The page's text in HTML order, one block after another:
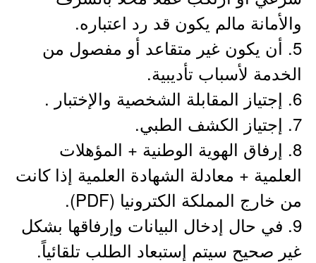
والأمانة مالم يكون قد رد اعتباره.
5. أن يكون غير متقاعد أو مفصول من
الخدمة لأسباب تأديبية.
6. إجتياز المقابلة الشخصية والإختبار .
7. إجتياز الكشف الطبي.
8. إرفاق الهوية الوطنية + المؤهلات
العلمية + معادلة الشهادة العلمية إذا كانت
من خارج المملكة الكترونيا (PDF).
9. في حال إدخال البيانات وإرفاقها بشكل
غير صحيح سيتم إستبعاد الطلب تلقائياً.